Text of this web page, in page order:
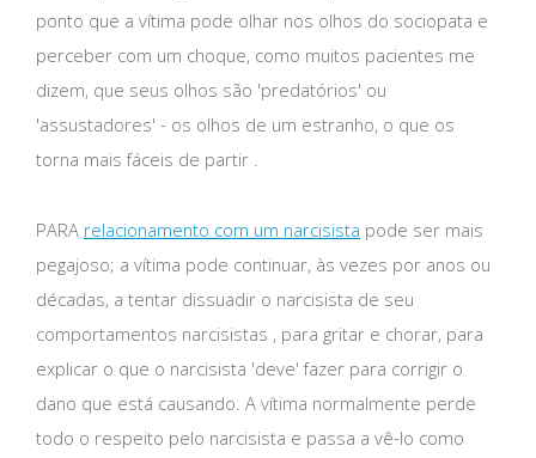
ponto que a vítima pode olhar nos olhos do sociopata e
perceber com um choque, como muitos pacientes me
dizem, que seus olhos são 'predatórios' ou
'assustadores' - os olhos de um estranho, o que os
torna mais fáceis de partir .
PARA relacionamento com um narcisista pode ser mais
pegajoso; a vítima pode continuar, às vezes por anos ou
décadas, a tentar dissuadir o narcisista de seu
comportamentos narcisistas , para gritar e chorar, para
explicar o que o narcisista 'deve' fazer para corrigir o
dano que está causando. A vítima normalmente perde
todo o respeito pelo narcisista e passa a vê-lo como